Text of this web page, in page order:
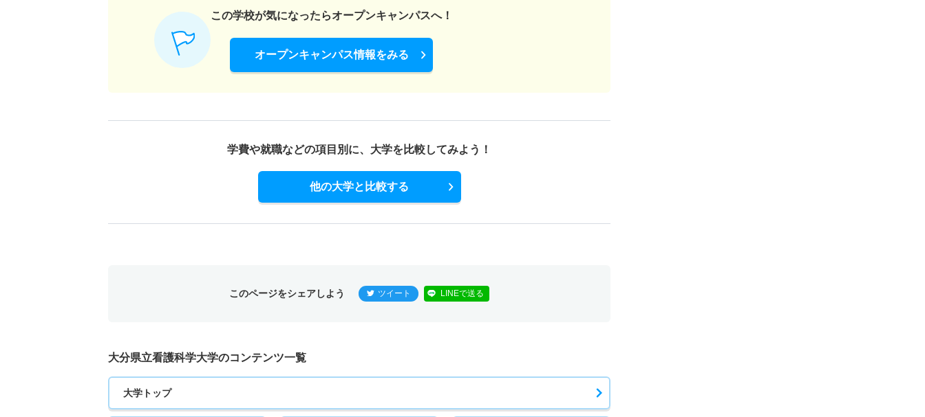
この学校が気になったらオープンキャンパスへ！
オープンキャンパス情報をみる
学費や就職などの項目別に、 大学を比較してみよう！
他の大学と比較する
このページをシェアしよう ツイート LINEで送る
大分県立看護科学大学のコンテンツ一覧
大学トップ